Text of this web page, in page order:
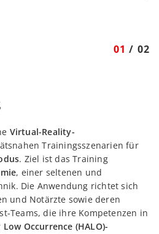
01 / 02
Virtual-Reality-
Trainingsszenarien für
. Ziel ist das Training
, einer seltenen und
Die Anwendung richtet sich
und Notärzte sowie deren
Teams, die ihre Kompetenzen in
Occurrence (HALO)-